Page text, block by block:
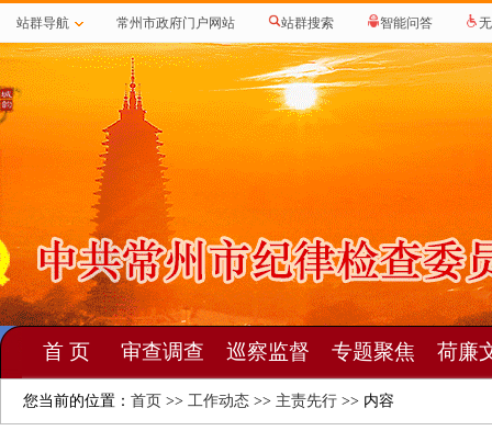
站群导航 常州市政府门户网站 站群搜索 智能问答
首 页 审查调查 巡察监督 专题聚焦 荷廉
您当前的位置： 首页 >> 工作动态 >> 主责先行 >> 内容